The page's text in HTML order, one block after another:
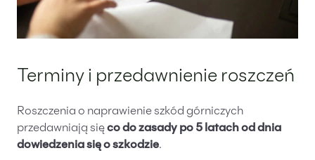
Terminy i przedawnienie roszczeń
Roszczenia o naprawienie szkód górniczych
przedawniają sięco do zasady po 5 latach od dnia
dowiedzenia się o szkodzie.